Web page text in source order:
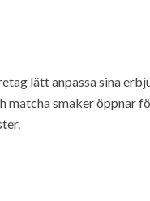
lätt anpassa sina
matcha smaker öppnar